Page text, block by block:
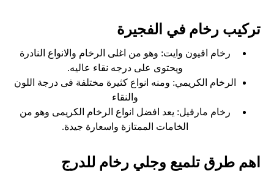
تركيب رخام في الفجيرة
رخام افيون وايت: وهو من اغلى الرخام والانواع النادرة
ويحتوى على درجه نقاء عاليه.
الرخام الكريمي: ومنه انواع كثيرة مختلفة فى درجة اللون
والنقاء
رخام مارفيل: يعد افضل انواع الرخام الكريمى وهو من
الخامات الممتازة واسعارة جيدة.
اهم طرق تلميع وجلي رخام للدرج